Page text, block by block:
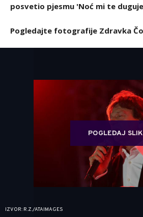
posvetio pjesmu 'Noć mi te
Pogledajte fotografije Zdravka
POGLEDAJ
IZVOR: R.Z./ATAIMAGES